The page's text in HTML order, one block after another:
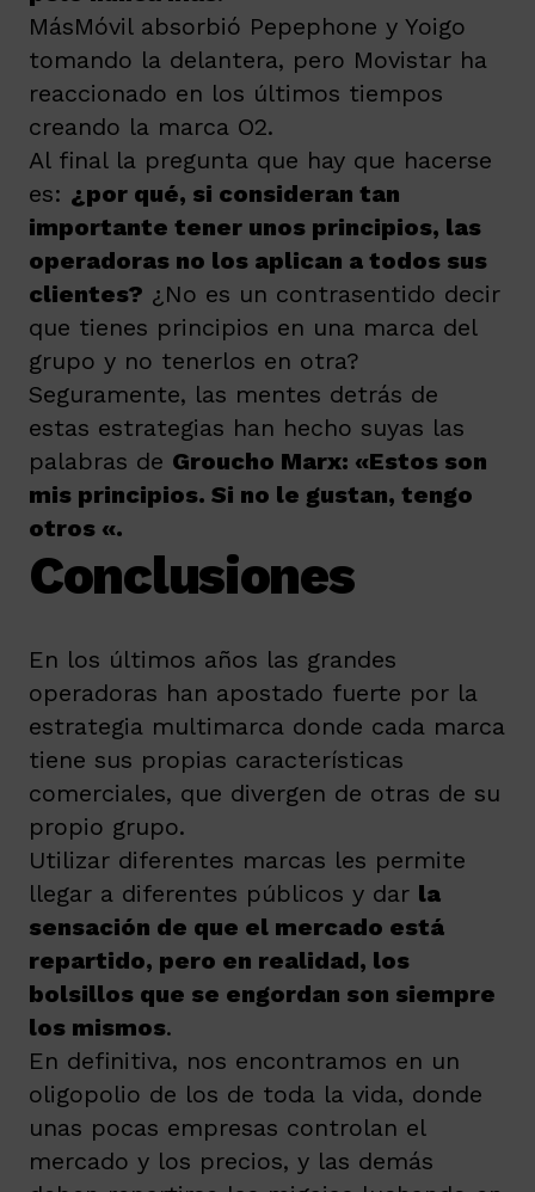
MásMóvil absorbió Pepephone y Yoigo
tomando la delantera, pero Movistar ha
reaccionado en los últimos tiempos
creando la marca O2.
Al final la pregunta que hay que hacerse
es: ¿por qué, si consideran tan
importante tener unos principios, las
operadoras no los aplican a todos sus
clientes? ¿No es un contrasentido decir
que tienes principios en una marca del
grupo y no tenerlos en otra?
Seguramente, las mentes detrás de
estas estrategias han hecho suyas las
palabras de Groucho Marx: «Estos son
mis principios. Si no le gustan, tengo
otros «.
Conclusiones
En los últimos años las grandes
operadoras han apostado fuerte por la
estrategia multimarca donde cada marca
tiene sus propias características
comerciales, que divergen de otras de su
propio grupo.
Utilizar diferentes marcas les permite
llegar a diferentes públicos y dar la
sensación de que el mercado está
repartido, pero en realidad, los
bolsillos que se engordan son siempre
los mismos.
En definitiva, nos encontramos en un
oligopolio de los de toda la vida, donde
unas pocas empresas controlan el
mercado y los precios, y las demás